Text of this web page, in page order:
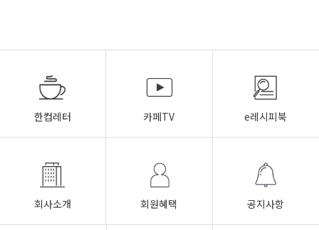
한컵레터 카페TV e레시피북
회사소개 회원혜택 공지사항